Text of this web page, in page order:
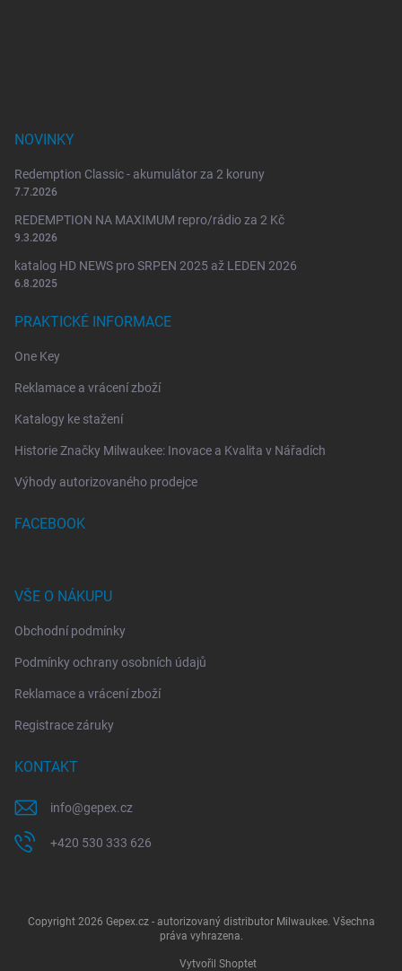
NOVINKY
Redemption Classic - akumulátor za 2 koruny
7.7.2026
REDEMPTION NA MAXIMUM repro/rádio za 2 Kč
9.3.2026
katalog HD NEWS pro SRPEN 2025 až LEDEN 2026
6.8.2025
PRAKTICKÉ INFORMACE
One Key
Reklamace a vrácení zboží
Katalogy ke stažení
Historie Značky Milwaukee: Inovace a Kvalita v Nářadích
Výhody autorizovaného prodejce
FACEBOOK
VŠE O NÁKUPU
Obchodní podmínky
Podmínky ochrany osobních údajů
Reklamace a vrácení zboží
Registrace záruky
KONTAKT
info@gepex.cz
+420 530 333 626
Vytvořil Shoptet
Copyright 2026 Gepex.cz - autorizovaný distributor Milwaukee. Všechna
práva vyhrazena.